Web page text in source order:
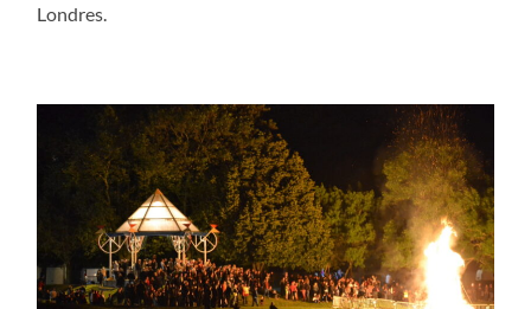
Londres.